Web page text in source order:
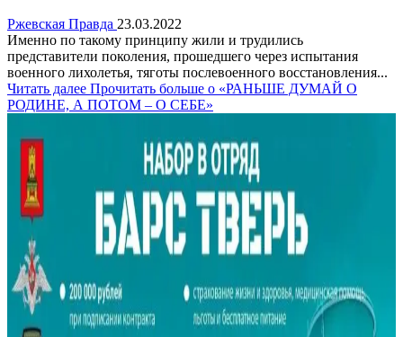
Ржевская Правда 23.03.2022
Именно по такому принципу жили и трудились
представители поколения, прошедшего через испытания
военного лихолетья, тяготы послевоенного восстановления...
Читать далее Прочитать больше о «РАНЬШЕ ДУМАЙ О
РОДИНЕ, А ПОТОМ – О СЕБЕ»